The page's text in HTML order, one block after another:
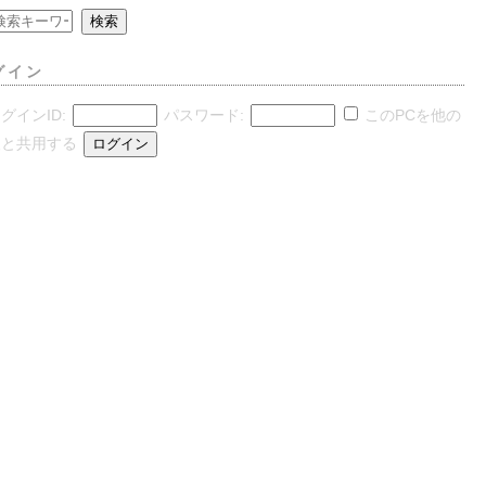
イン
インID: パスワード:
このPCを他の
共用する